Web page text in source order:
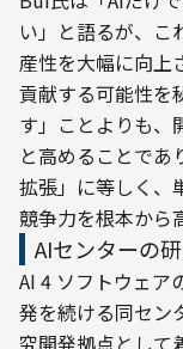
い」と語るが、こ
産性を大幅に向上
貢献する可能性を
す」ことよりも、
と高めることであ
拡張」に等しく、
競争力を根本から
AIセンターの
AI 4 ソフトウェア
発を続ける同セン
究開発拠点として